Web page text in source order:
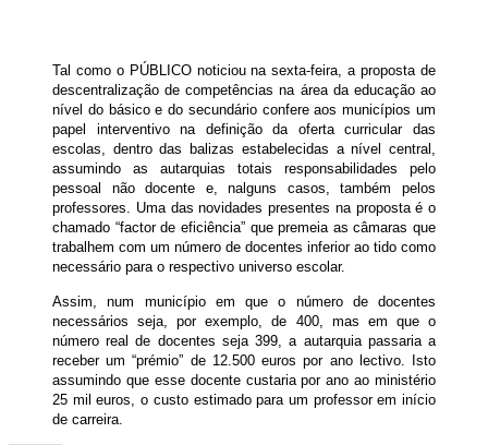
Tal como o PÚBLICO noticiou na sexta-feira, a proposta de
descentralização de competências na área da educação ao
nível do básico e do secundário confere aos municípios um
papel interventivo na definição da oferta curricular das
escolas, dentro das balizas estabelecidas a nível central,
assumindo as autarquias totais responsabilidades pelo
pessoal não docente e, nalguns casos, também pelos
professores. Uma das novidades presentes na proposta é o
chamado “factor de eficiência” que premeia as câmaras que
trabalhem com um número de docentes inferior ao tido como
necessário para o respectivo universo escolar.
Assim, num município em que o número de docentes
necessários seja, por exemplo, de 400, mas em que o
número real de docentes seja 399, a autarquia passaria a
receber um “prémio” de 12.500 euros por ano lectivo. Isto
assumindo que esse docente custaria por ano ao ministério
25 mil euros, o custo estimado para um professor em início
de carreira.